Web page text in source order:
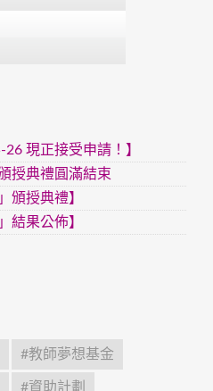
老師分享
金主題曲-夢想騰
現正接受申請！】
授典禮圓滿結束
頒授典禮】
結果公佈】
#教師夢想基金
#資助計劃